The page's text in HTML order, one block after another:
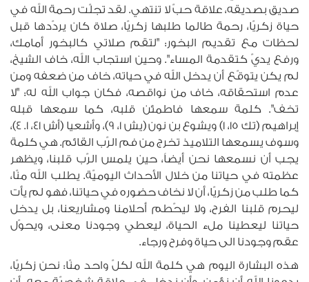
صديق بصديقه، علاقة حبّ لا تنتهي. لقد تجلّت رحمة الله في
حياة زكريّا، رحمة طالما طلبها زكريّا، صلاة كان يردّدها قبل
لحظات مع تقديم البخور: "لتقم صلاتي كالبخور أمامك،
ورفع يديّ كتقدمة المساء". وحين استجاب الله، خاف الشيخ،
لم يكن يتوقّع أن يدخل الله في حياته، خاف من ضعفه ومن
عدم استحقاقه، خاف من نواقصه، فكان جواب الله له: "لا
تخف". كلمة سمعها فاطمئن قلبه، كما سمعها قبله
إبراهيم (تك ١٥، ١) ويشوع بن نون (يش ١، ٩)، وأشعيا (أش ٤١، ١. ٤)،
وسوف يسمعها التلاميذ تخرج من فم الرّب القائم. هي كلمة
يجب أن نسمعها نحن أيضاً، حين يلمس الرّب قلبنا، ويظهر
عظمته في حياتنا من خلال الأحداث اليوميّة. يطلب الله منّا،
كما طلب من زكريّا، أن لا نخاف حضوره في حياتنا، فهو لم يأت
ليحرم قلبنا الفرح، ولا ليحّطم أحلامنا ومشاريعنا، بل يدخل
حياتنا ليعطينا ملء الحياة، ليعطي وجودنا معنى، ويحوّل
عقم وجودنا الى حياة وفرح ورجاء.
هذه البشارة اليوم هي كلمة الله لكلّ واحد منّا: نحن زكريّا،